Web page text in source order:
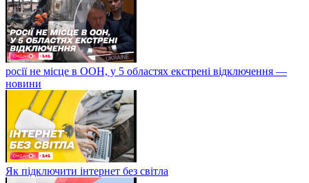
росії не місце в ООН, у 5 областях екстрені відключення —
новини
Як підключити інтернет без світла